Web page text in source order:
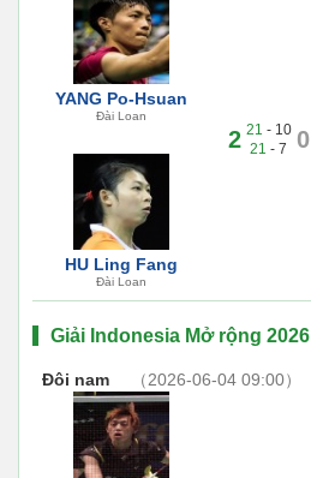
YANG Po-Hsuan
Đài Loan
HU Ling Fang
Đài Loan
2 21 - 10
21 - 7 0
Giải Indonesia Mở rộng 2026
Đôi nam （2026-06-04 09:00）